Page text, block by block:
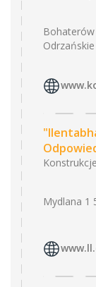
Odrzańskie
Mydlana 1